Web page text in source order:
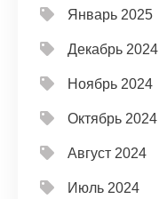
Январь 2025
Декабрь 2024
Ноябрь 2024
Октябрь 2024
Август 2024
Июль 2024